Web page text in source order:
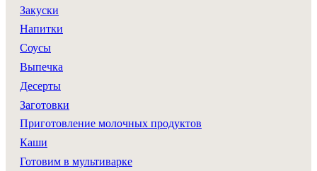
Закуски
Напитки
Соусы
Выпечка
Десерты
Заготовки
Приготовление молочных продуктов
Каши
Готовим в мультиварке